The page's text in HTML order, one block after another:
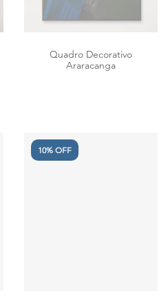
Quadro Decorativo
Araracanga
10% OFF